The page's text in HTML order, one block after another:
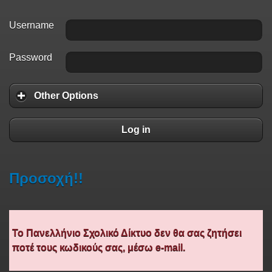
Username
Password
Other Options
Log in
Προσοχή!!
Το Πανελλήνιο Σχολικό Δίκτυο δεν θα σας ζητήσει
ποτέ τους κωδικούς σας, μέσω e-mail.